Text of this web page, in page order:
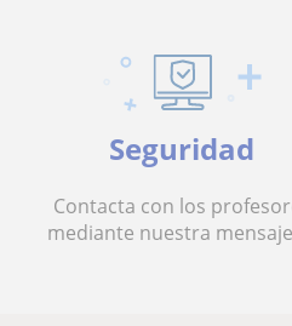
Seguridad
Contacta con los
mediante nuestra